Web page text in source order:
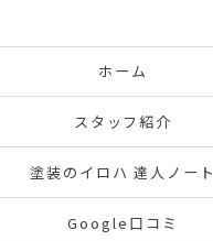
ホーム
スタッフ紹介
塗装のイロハ 達人ノート
Google口コミ